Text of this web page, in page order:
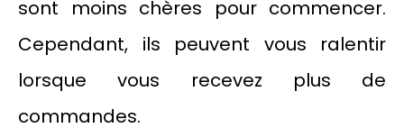
sont moins chères pour commencer.
Cependant, ils peuvent vous ralentir
lorsque vous recevez plus de
commandes.